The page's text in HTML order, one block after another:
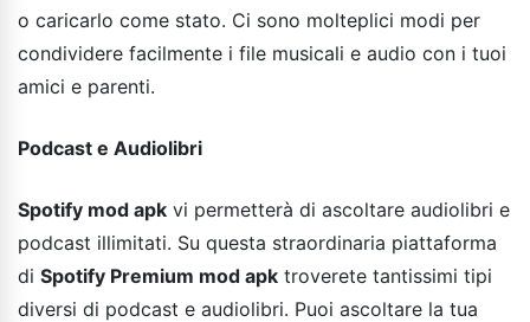
o caricarlo come stato. Ci sono molteplici modi per
condividere facilmente i file musicali e audio con i tuoi
amici e parenti.
Podcast e Audiolibri
Spotify mod apk vi permetterà di ascoltare audiolibri e
podcast illimitati. Su questa straordinaria piattaforma
di Spotify Premium mod apk troverete tantissimi tipi
diversi di podcast e audiolibri. Puoi ascoltare la tua